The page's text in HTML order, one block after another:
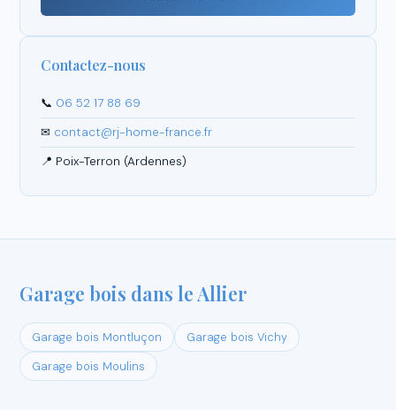
Contactez-nous
📞 06 52 17 88 69
✉ contact@rj-home-france.fr
📍 Poix-Terron (Ardennes)
Garage bois dans le Allier
Garage bois Montluçon
Garage bois Vichy
Garage bois Moulins